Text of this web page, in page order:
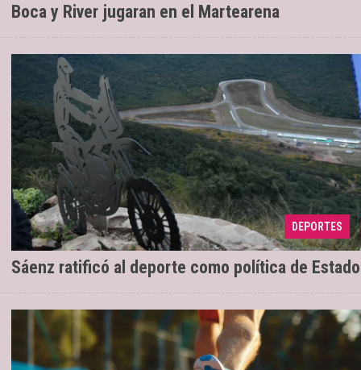
Boca y River jugaran en el Martearena
DEPORTES
Sáenz ratificó al deporte como política de Estado
19/05/2026 "Estamos reconociendo en su tierra, el
talento de nuestros embajadores en el mundo”